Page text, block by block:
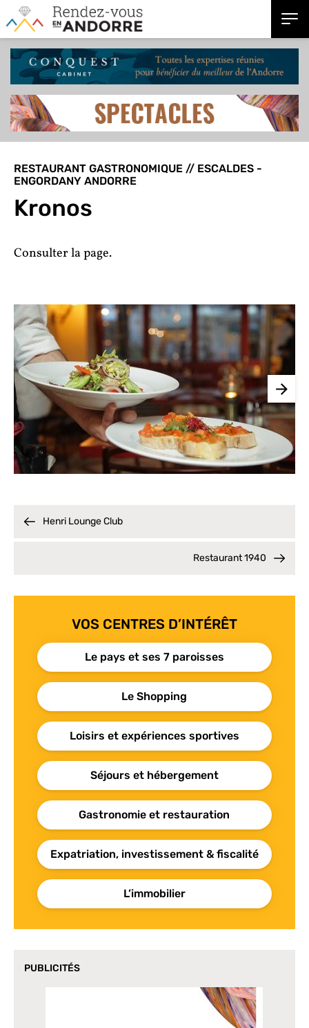
RESTAURANT GASTRONOMIQUE // ESCALDES -
ENGORDANY ANDORRE
Kronos
Consulter la page.
Henri Lounge Club
Restaurant 1940
VOS CENTRES D’INTÉRÊT
Le pays et ses 7 paroisses
Le Shopping
Loisirs et expériences sportives
Séjours et hébergement
Gastronomie et restauration
Expatriation, investissement & fiscalité
L’immobilier
PUBLICITÉS